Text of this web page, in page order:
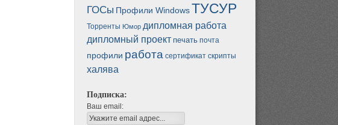
ГОСы Профили WindowsТУСУР
Торренты Юмор дипломная работа
дипломный проект печать почта
профили работа сертификат скрипты
халява
Подписка:
Ваш email: